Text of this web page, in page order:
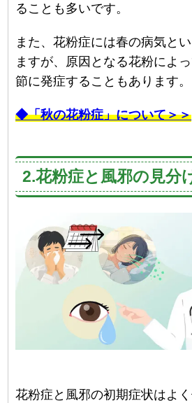
ることも多いです。
また、花粉症には春の病気と
ますが、原因となる花粉によ
節に発症することもあります。
◆「秋の花粉症」について＞＞
2.花粉症と風邪の見分
花粉症と風邪の初期症状はよ